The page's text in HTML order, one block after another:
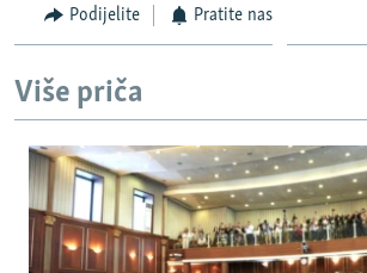
TRI DECENIJE OD RATA U BIH
SVE KARTE DEJTONA
NASTANAK I RASPAD JUGOSLAVIJE
Podijelite Pratite nas
Više priča